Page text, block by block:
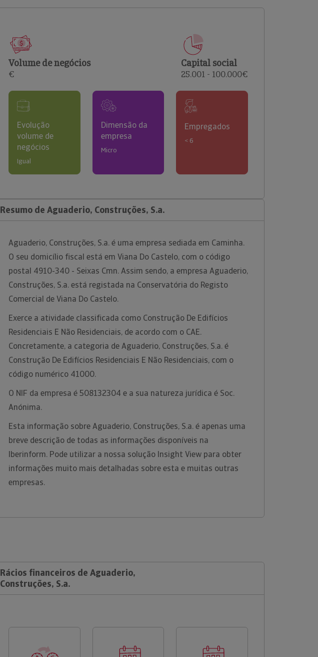
comerciais e analisar o risco de incumprimento dos
Volume de negócios
€
Capital social
25.001 - 100.000€
Evolução
volume de
negócios
Igual
Dimensão da
empresa
Micro
Empregados
< 6
Resumo de Aguaderio, Construções, S.a.
Aguaderio, Construções, S.a. é uma empresa sediada em Caminha.
O seu domicílio fiscal está em Viana Do Castelo, com o código
postal 4910-340 - Seixas Cmn. Assim sendo, a empresa Aguaderio,
Construções, S.a. está registada na Conservatória do Registo
Comercial de Viana Do Castelo.
Exerce a atividade classificada como Construção De Edifícios
Residenciais E Não Residenciais, de acordo com o CAE.
Concretamente, a categoria de Aguaderio, Construções, S.a. é
Construção De Edifícios Residenciais E Não Residenciais, com o
código numérico 41000.
O NIF da empresa é 508132304 e a sua natureza jurídica é Soc.
Anónima.
Esta informação sobre Aguaderio, Construções, S.a. é apenas uma
breve descrição de todas as informações disponíveis na
Iberinform. Pode utilizar a nossa solução Insight View para obter
informações muito mais detalhadas sobre esta e muitas outras
empresas.
Rácios financeiros de Aguaderio,
Construções, S.a.